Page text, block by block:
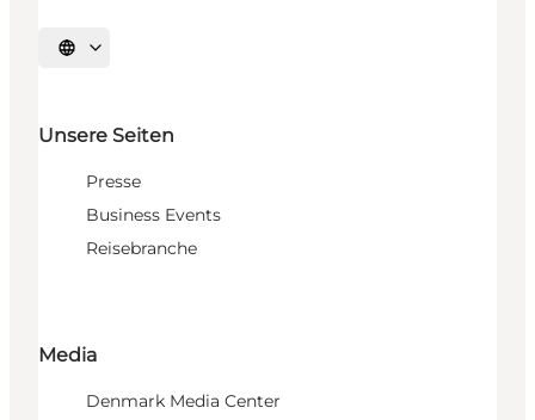
Sprache auswählen
Unsere Seiten
Presse
Business Events
Reisebranche
Media
Denmark Media Center